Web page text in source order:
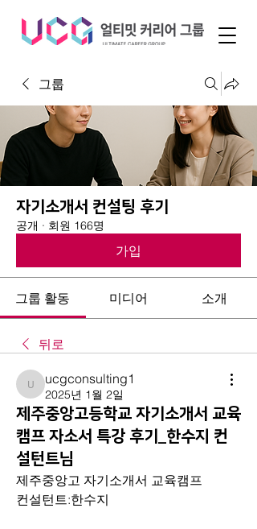
그룹
자기소개서 컨설팅 후기
공개 · 회원 166명
가입
그룹 활동 미디어 소개
뒤로
ucgconsulting1
ucgconsulting1
2025년 1월 2일
제주중앙고등학교 자기소개서 교육
캠프 자소서 특강 후기_한수지 컨
설턴트님
제주중앙고 자기소개서 교육캠프
컨설턴트:한수지